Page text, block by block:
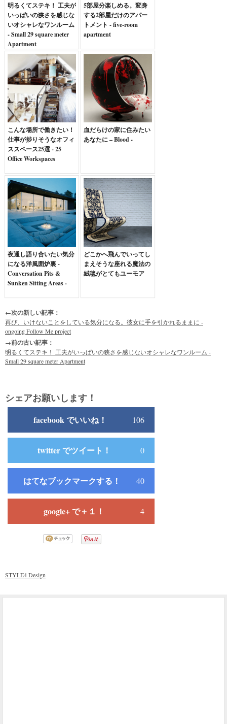
明るくてステキ！ 工夫が
いっぱいの狭さを感じな
いオシャレなワンルーム
- Small 29 square meter
Apartment
5部屋分楽しめる。変身
する2部屋だけのアパー
トメント - five-room
apartment
こんな場所で働きたい！
仕事が捗りそうなオフィ
ススペース25選 - 25
Office Workspaces
血だらけの家に住みたい
あなたに – Blood -
夜通し語り合いたい気分
になる洋風囲炉裏 -
Conversation Pits &
Sunken Sitting Areas -
どこかへ飛んでいってし
まえそうな座れる魔法の
絨毯がとてもユーモア
←次の新しい記事：
再び、いけないことをしている気分になる。彼女に手を引かれるままに -
ongoing Follow Me project
→前の古い記事：
明るくてステキ！ 工夫がいっぱいの狭さを感じないオシャレなワンルーム -
Small 29 square meter Apartment
シェアお願いします！
facebook でいいね！ 106
twitter でツイート！ 0
はてなブックマークする！ 40
google+ で＋１！ 4
STYLE4 Design